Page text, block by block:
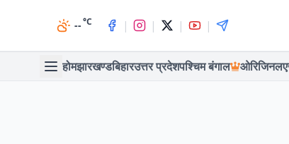
--°C | | | |
होमझारखण्डबिहारउत्तर प्रदेशपश्चिम बंगाल ओरिजिनल